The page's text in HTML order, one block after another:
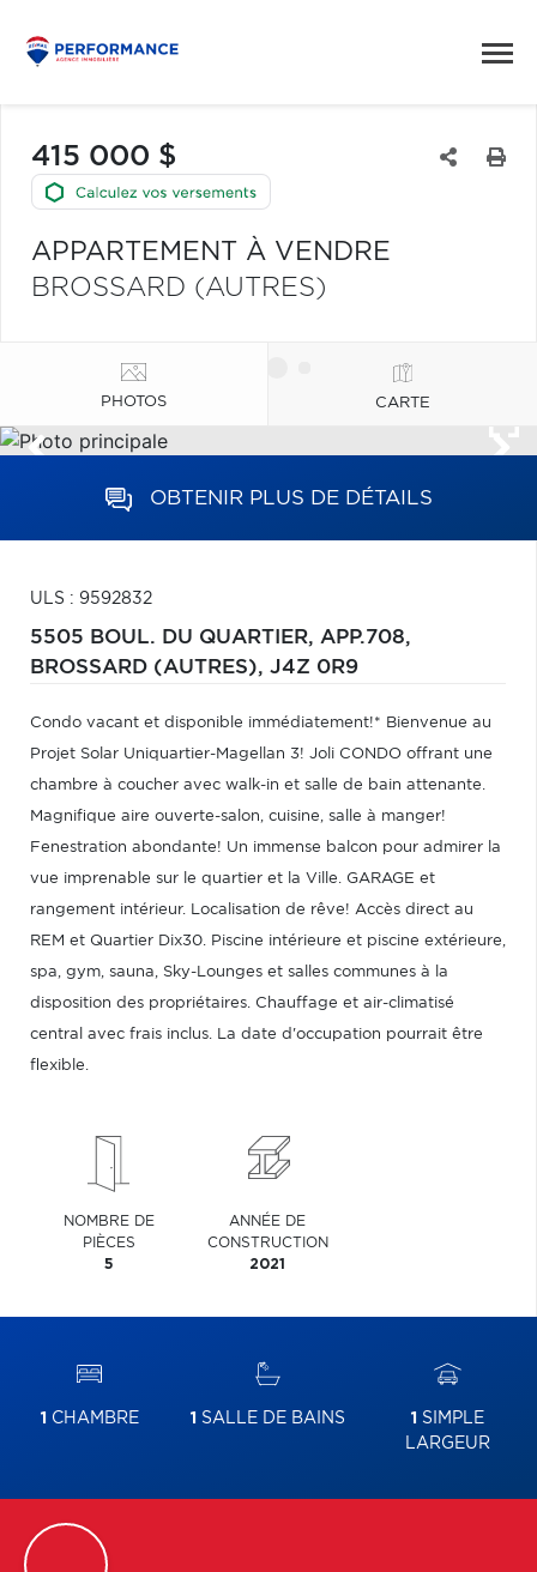
415 000 $
APPARTEMENT À VENDRE
BROSSARD (AUTRES)
PHOTOS CARTE
OBTENIR PLUS DE DÉTAILS
ULS : 9592832
5505 BOUL. DU QUARTIER, APP.708,
BROSSARD (AUTRES), J4Z 0R9
Condo vacant et disponible immédiatement!* Bienvenue au
Projet Solar Uniquartier-Magellan 3! Joli CONDO offrant une
chambre à coucher avec walk-in et salle de bain attenante.
Magnifique aire ouverte-salon, cuisine, salle à manger!
Fenestration abondante! Un immense balcon pour admirer la
vue imprenable sur le quartier et la Ville. GARAGE et
rangement intérieur. Localisation de rêve! Accès direct au
REM et Quartier Dix30. Piscine intérieure et piscine extérieure,
spa, gym, sauna, Sky-Lounges et salles communes à la
disposition des propriétaires. Chauffage et air-climatisé
central avec frais inclus. La date d'occupation pourrait être
flexible.
NOMBRE DE
PIÈCES
5
ANNÉE DE
CONSTRUCTION
2021
1 CHAMBRE 1 SALLE DE BAINS 1 SIMPLE
LARGEUR